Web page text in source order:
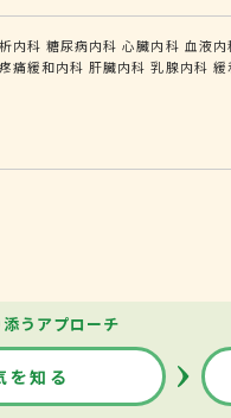
内科 糖尿病内科 心臓内科 血液内
疼痛緩和内科 肝臓内科 乳腺内科 緩
うアプローチ
を知る